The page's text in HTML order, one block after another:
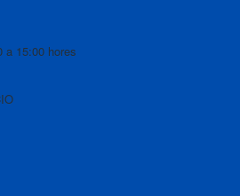
15:00 hores